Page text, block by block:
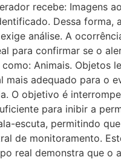
recebe: Imagens
Dessa forma,
análise. A
para confirmar se o
Animais. Objetos
mais adequado para o
O objetivo é
para inibir a
escuta, permitindo
de monitoramento.
real demonstra que o